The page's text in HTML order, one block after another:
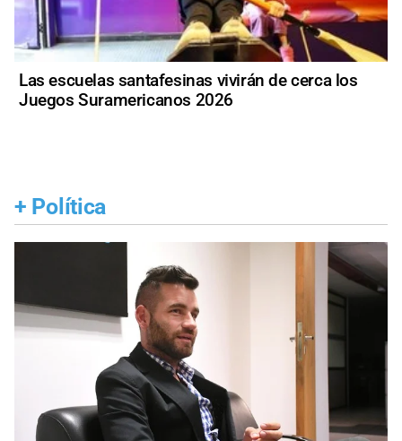
Las escuelas santafesinas vivirán de cerca los
Juegos Suramericanos 2026
+ Política